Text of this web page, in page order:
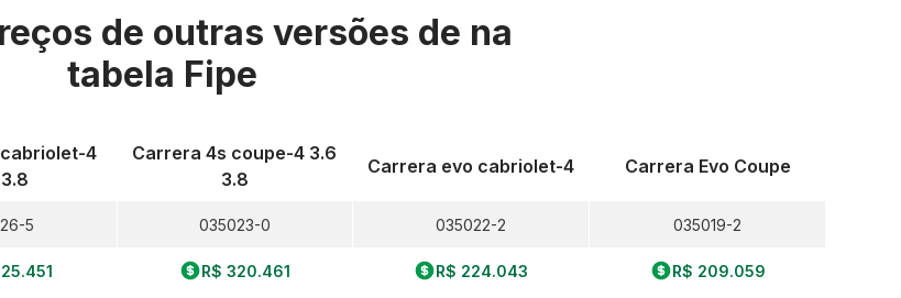
de outras versões de na
tabela Fipe
4
5
Carrera 4s coupe-4 3.6
3.8
035023-0
R$ 320.461
Carrera evo cabriolet-4
035022-2
R$ 224.043
Carrera Evo Coupe
035019-2
R$ 209.059